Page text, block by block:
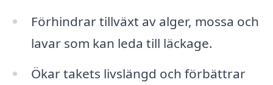
Förhindrar tillväxt av alger, mossa och
lavar som kan leda till läckage.
Ökar takets livslängd och förbättrar